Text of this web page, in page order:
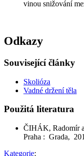
vinou snižování
Odkazy
Související články
Skolióza
Vadné držení těla
Použitá literatura
ČIHÁK, Radomír
Praha : Grada,
Kategorie: